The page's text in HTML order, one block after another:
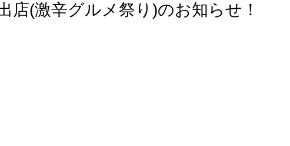
店(激辛グルメ祭り)のお知らせ！